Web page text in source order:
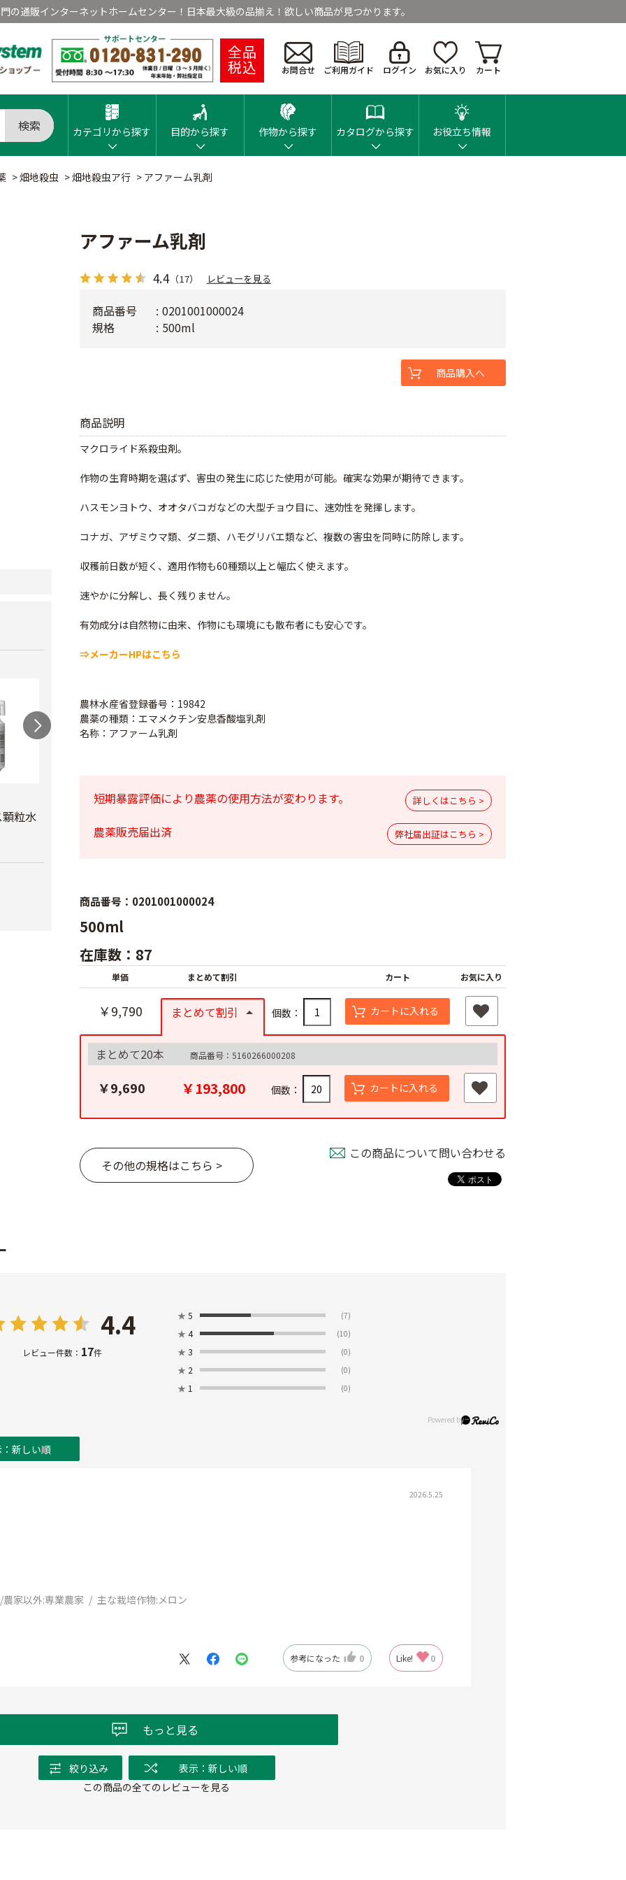
の通販インターネットホームセンター！日本最大級の品揃え！欲しい商品が見つかります。
全品
税込 お問合せ ご利用ガイド ログイン お気に入り カート
検索 カテゴリから探す 目的から探す 作物から探す カタログから探す お役立ち情報
>畑地殺虫 >畑地殺虫ア行 > アファーム乳剤
粒水
スミチオン乳剤
オルトラン粒剤
プレバソンフロアブ
サンクリスタル乳剤
￥2,970
アファーム乳剤
4.4（17） レビューを見る
商品説明
マクロライド系殺虫剤。
作物の生育時期を選ばず、害虫の発生に応じた使用が可能。確実な効果が期待できます。
ハスモンヨトウ、オオタバコガなどの大型チョウ目に、速効性を発揮します。
コナガ、アザミウマ類、ダニ類、ハモグリバエ類など、複数の害虫を同時に防除します。
収穫前日数が短く、適用作物も60種類以上と幅広く使えます。
速やかに分解し、長く残りません。
有効成分は自然物に由来、作物にも環境にも散布者にも安心です。
⇒メーカーHPはこちら
農林水産省登録番号：19842
農薬の種類：エマメクチン安息香酸塩乳剤
名称：アファーム乳剤
短期暴露評価により農薬の使用方法が変わります。 詳しくはこちら >
農薬販売届出済 弊社届出証はこちら >
商品番号
0201001000024
規格
500ml
商品購入へ
商品番号：0201001000024
500ml
在庫数：87
単価 まとめて割引 カート お気に入り
￥9,790 まとめて割引 個数： カートに入れる
まとめて20本 商品番号：5160266000208
￥9,690 ￥193,800 個数： カートに入れる
その他の規格はこちら >
この商品について問い合わせる
4.4
レビュー件数： 17件
★ 5 (7)
★ 4 (10)
★ 3 (0)
★ 2 (0)
★ 1 (0)
新しい順
2026.5.25
農家以外:専業農家 主な栽培作物:メロン
参考になった 0 Like! 0
もっと見る
絞り込み
表示：新しい順
この商品の全てのレビューを見る